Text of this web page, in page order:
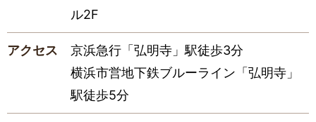
ル2F
アクセス
京浜急行「弘明寺」駅徒歩3分
横浜市営地下鉄ブルーライン「弘明寺」
駅徒歩5分